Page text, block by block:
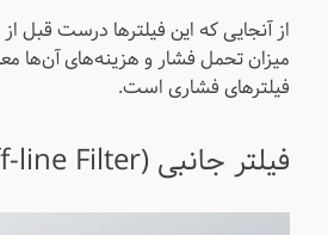
از آنجایی که این فیلترها درست قبل
میزان تحمل فشار و هزینه‌های آن‌ها
فیلترهای فشاری است.
فیلتر جانبی (Off-line Filter)